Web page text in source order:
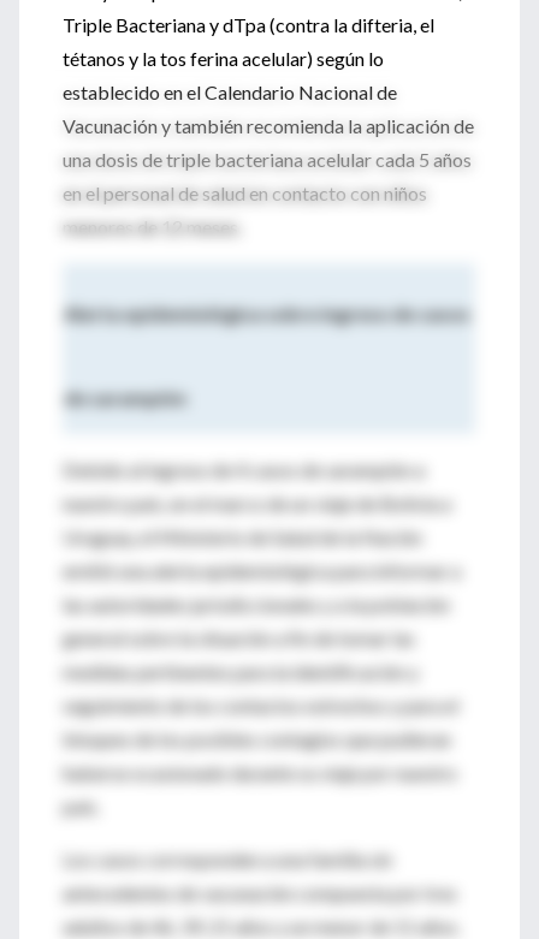
Triple Bacteriana y dTpa (contra la difteria, el
tétanos y la tos ferina acelular) según lo
establecido en el Calendario Nacional de
Vacunación y también recomienda la aplicación de
una dosis de triple bacteriana acelular cada 5 años
en el personal de salud en contacto con niños
menores de 12 meses.
Alerta epidemiológica sobre ingreso de casos
de sarampión
Debido al ingreso de 4 casos de sarampión a
nuestro país, en el marco de un viaje de Bolivia a
Uruguay, el Ministerio de Salud de la Nación
emitió una alerta epidemiológica para informar a
las autoridades jurisdiccionales y a la población
general sobre la situación a fin de tomar las
medidas pertinentes para la identificación y
seguimiento de los contactos estrechos y para el
bloqueo de los posibles contagios que pudieran
haberse ocasionado durante su viaje por nuestro
país.
Los casos corresponden a una familia sin
antecedentes de vacunación compuesta por tres
adultos de 46, 39, 21 años y un menor de 11 años.